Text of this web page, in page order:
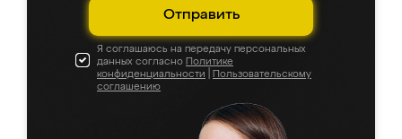
Отправить
Я соглашаюсь на передачу персональных
данных согласно Политике
конфиденциальности
Пользовательскому
соглашению